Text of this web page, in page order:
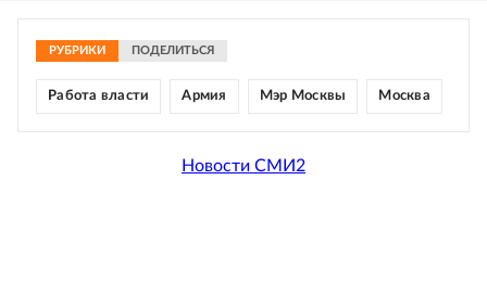
РУБРИКИ ПОДЕЛИТЬСЯ
Работа власти Армия Мэр Москвы Москва
Новости СМИ2